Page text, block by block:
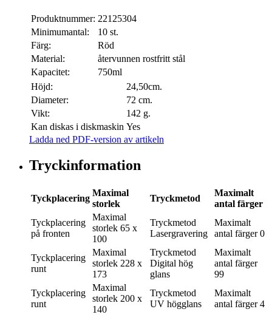
Produktnummer: 22125304
Minimumantal:
10 st.
Färg:
Röd
Material:
återvunnen rostfritt stål
Kapacitet:
750ml
Höjd:
24,50cm.
Diameter:
72 cm.
Vikt:
142 g.
Kan diskas i diskmaskin Yes
Ladda ned PDF-version av artikeln
Tryckinformation
Tyckplacering
Maximal
storlek
Tryckmetod
Maximalt
antal färger
Tyckplacering
på fronten
Maximal
storlek 65 x
100
Tryckmetod
Lasergravering
Maximalt
antal färger 0
Tyckplacering
runt
Maximal
storlek 228 x
173
Tryckmetod
Digital hög
glans
Maximalt
antal färger
99
Tyckplacering
runt
Maximal
storlek 200 x
140
Tryckmetod
UV högglans
Maximalt
antal färger 4